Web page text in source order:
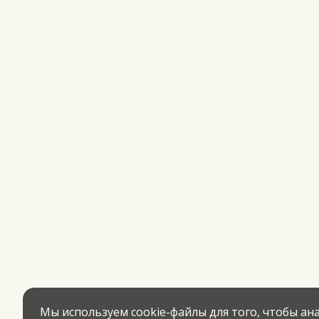
Мы используем cookie-файлы для того, чтобы